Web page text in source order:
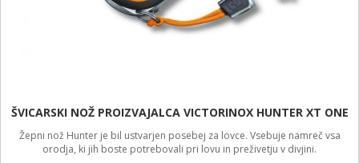
ŠVICARSKI NOŽ PROIZVAJALCA VICTORINOX HUNTER XT ONE
Žepni nož Hunter je bil ustvarjen posebej za lovce. Vsebuje namreč vsa
orodja, ki jih boste potrebovali pri lovu in preživetju v divjini.